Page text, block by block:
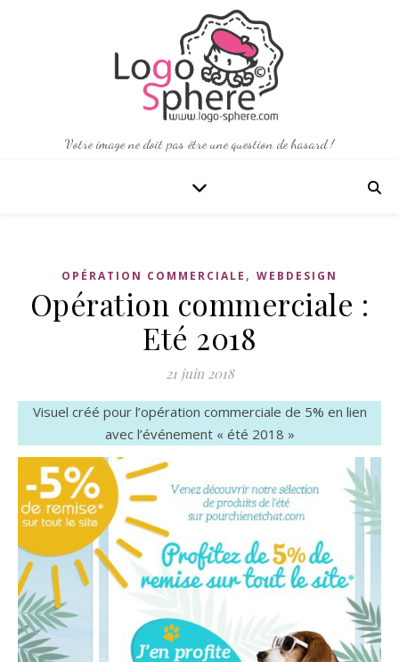
Votre image ne doit pas être une question de hasard !
OPÉRATION COMMERCIALE , WEBDESIGN
Opération commerciale :
Eté 2018
21 juin 2018
Visuel créé pour l’opération commerciale de 5% en lien
avec l’événement « été 2018 »